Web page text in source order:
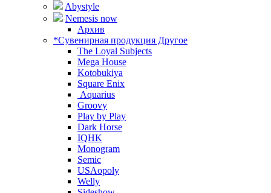
Abystyle
Nemesis now
Архив
*Сувенирная продукция Другое
The Loyal Subjects
Mega House
Kotobukiya
Square Enix
Aquarius
Groovy
Play by Play
Dark Horse
IQHK
Monogram
Semic
USAopoly
Welly